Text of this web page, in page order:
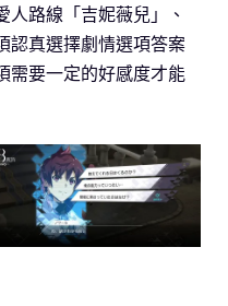
人路線「吉妮薇兒」、
認真選擇劇情選項答案
需要一定的好感度才能